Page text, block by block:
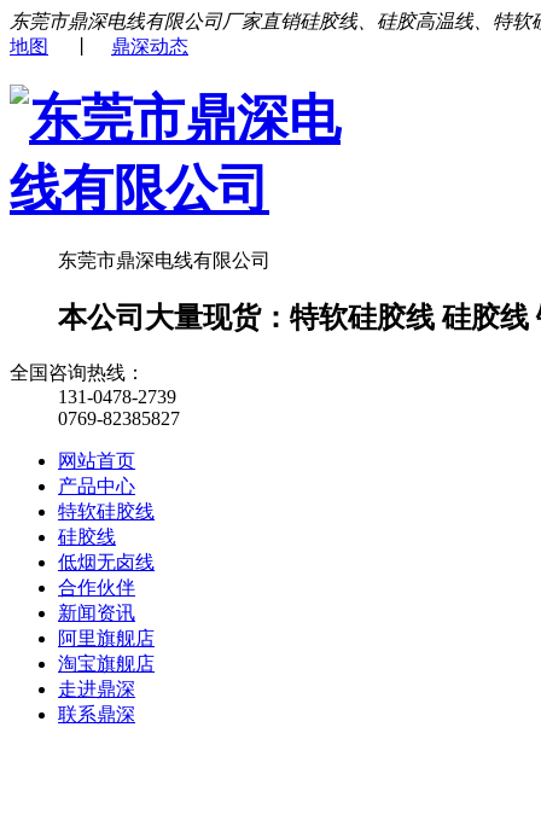
东莞市鼎深电线有限公司厂家直销硅胶线、硅胶高温线、特
地图
鼎深动态
东莞市鼎深电线有限公司
本公司大量现货：特软硅胶线 硅胶
全国咨询热线：
131-0478-2739
0769-82385827
网站首页
产品中心
特软硅胶线
硅胶线
低烟无卤线
合作伙伴
新闻资讯
阿里旗舰店
淘宝旗舰店
走进鼎深
联系鼎深